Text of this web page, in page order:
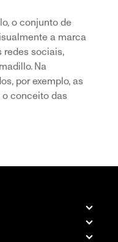
o conjunto de
a marca
redes sociais,
Na
por exemplo, as
o conceito das